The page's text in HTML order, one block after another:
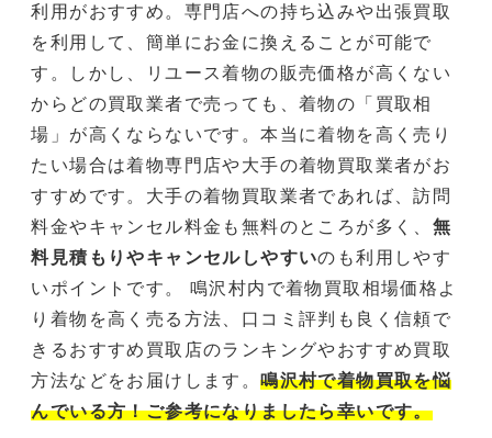
利用がおすすめ。専門店への持ち込みや出張買取
を利用して、簡単にお金に換えることが可能で
す。しかし、リユース着物の販売価格が高くない
からどの買取業者で売っても、着物の「買取相
場」が高くならないです。本当に着物を高く売り
たい場合は着物専門店や大手の着物買取業者がお
すすめです。大手の着物買取業者であれば、訪問
料金やキャンセル料金も無料のところが多く、 無
料見積もりやキャンセルしやすいのも利用しやす
いポイントです。 鳴沢村内で着物買取相場価格よ
り着物を高く売る方法、口コミ評判も良く信頼で
きるおすすめ買取店のランキングやおすすめ買取
方法などをお届けします。鳴沢村で着物買取を悩
んでいる方！ご参考になりましたら幸いです。